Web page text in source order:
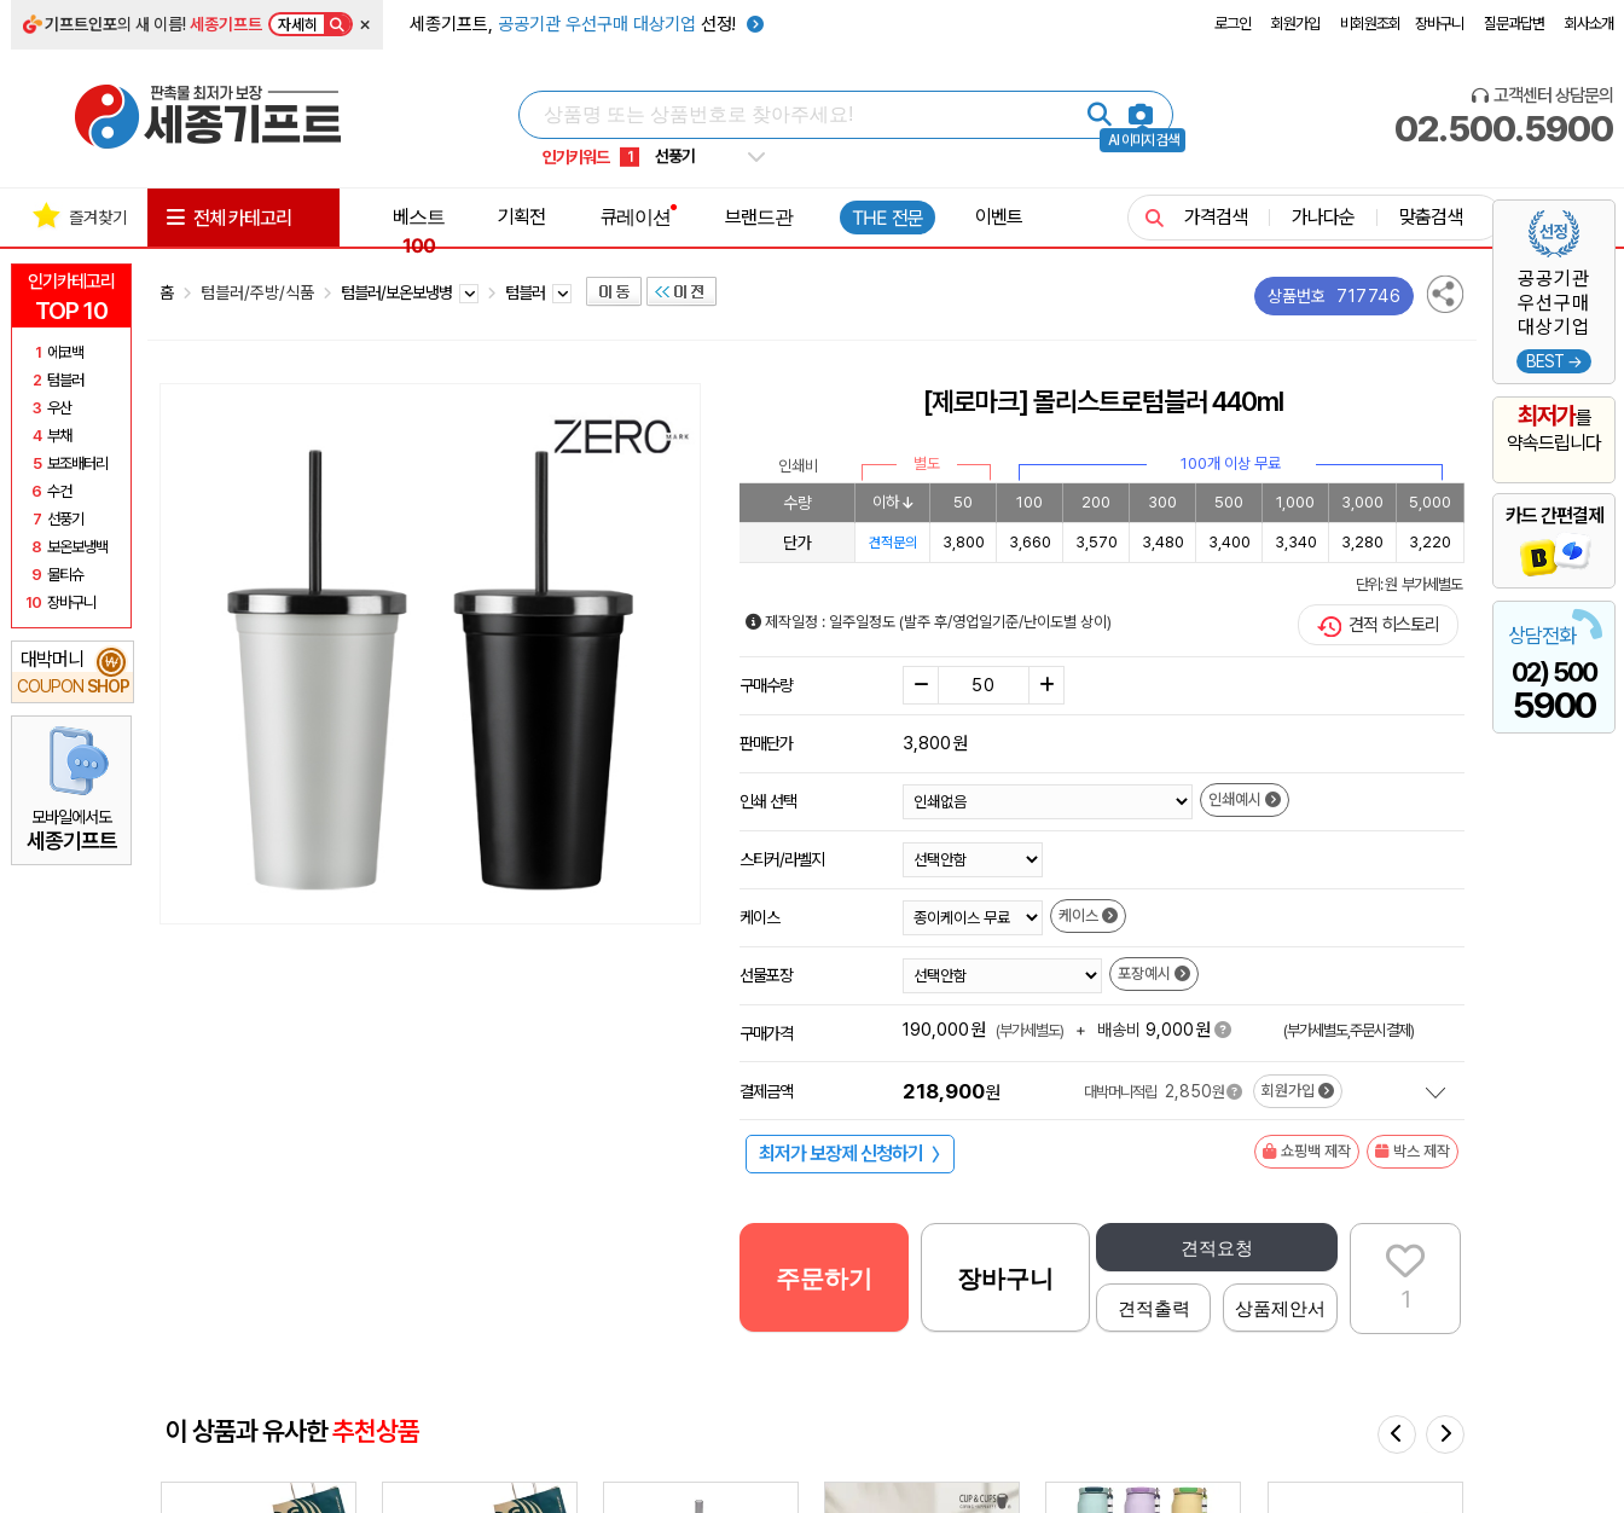
기프트인포의 새 이름!세종기프트 자세히 × 세종기프트, 공공기관 우선구매 대상기업 선정! 로그인 회원가입 비회원조회 장바구니 질문과답변 회사소개
AI 이미지 검색
인기키워드
1 선풍기
2 부채
4 보온보냉백
6 우산
10 타포린가방
고객센터 상담문의
02.500.5900
인기카테고리
TOP 10
1 에코백
2 텀블러
3 우산
4 부채
5 보조배터리
6 수건
7 선풍기
8 보온보냉백
9 물티슈
10 장바구니
대박머니
COUPON SHOP
₩
모바일에서도
세종기프트
공공기관
우선구매
대상기업
BEST →
최저가를
약속드립니다
카드 간편결제
상담전화
02) 500
5900
즐겨찾기 전체 카테고리
베스트
100
기획전 큐레이션 브랜드관 THE 전문 이벤트 가격검색 가나다순 맞춤검색
홈 텀블러/주방/식품 텀블러/보온보냉병 텀블러 상품번호 717746
[제로마크] 몰리스트로텀블러 440ml
인쇄비 별도 100개 이상 무료
수량 이하 50 100 200 300 500 1,000 3,000 5,000
단가 견적문의 3,800 3,660 3,570 3,480 3,400 3,340 3,280 3,220
단위: 원 부가세별도
제작일정 : 일주일정도 (발주 후/영업일기준/난이도별 상이) 견적 히스토리
구매수량
판매단가 3,800원
인쇄 선택 인쇄예시
스티커/라벨지
케이스 케이스
선물포장 포장예시
구매가격 190,000원 (부가세별도) + 배송비 9,000원 (부가세별도,주문시결제)
결제금액 218,900원 대박머니적립 2,850원 회원가입
최저가 보장제 신청하기 〉 쇼핑백 제작 박스 제작
1
견적요청
견적출력 상품제안서
주문하기 장바구니
이 상품과 유사한추천상품